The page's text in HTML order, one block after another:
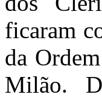
ficaram
da
Milão.